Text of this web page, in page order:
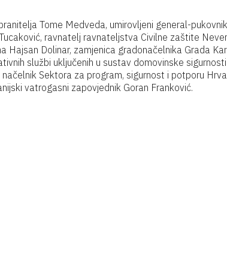
Tome Medveda, umirovljeni general-
ravnatelj ravnateljstva Civilne zaštite
Hajsan Dolinar, zamjenica gradonačelnika Grada
službi uključenih u sustav domovinske
Sektora za program, sigurnost i potporu
vatrogasni zapovjednik Goran Franković.